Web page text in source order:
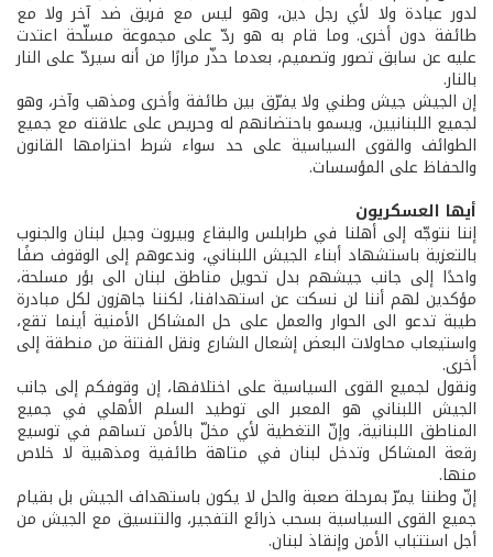
لدور عبادة ولا لأي رجل دين، وهو ليس مع فريق ضد آخر ولا مع
طائفة دون أخرى. وما قام به هو ردّ على مجموعة مسلّحة اعتدت
عليه عن سابق تصور وتصميم، بعدما حذّر مرارًا من أنه سيردّ على النار
بالنار.
إن الجيش جيش وطني ولا يفرّق بين طائفة وأخرى ومذهب وآخر، وهو
لجميع اللبنانيين، ويسمو باحتضانهم له وحريص على علاقته مع جميع
الطوائف والقوى السياسية على حد سواء شرط احترامها القانون
والحفاظ على المؤسسات.
أيها العسكريون
إننا نتوجّه إلى أهلنا في طرابلس والبقاع وبيروت وجبل لبنان والجنوب
بالتعزية باستشهاد أبناء الجيش اللبناني، وندعوهم إلى الوقوف صفًا
واحدًا إلى جانب جيشهم بدل تحويل مناطق لبنان الى بؤر مسلحة،
مؤكدين لهم أننا لن نسكت عن استهدافنا، لكننا جاهزون لكل مبادرة
طيبة تدعو الى الحوار والعمل على حل المشاكل الأمنية أينما تقع،
واستيعاب محاولات البعض إشعال الشارع ونقل الفتنة من منطقة إلى
أخرى.
ونقول لجميع القوى السياسية على اختلافها، إن وقوفكم إلى جانب
الجيش اللبناني هو المعبر الى توطيد السلم الأهلي في جميع
المناطق اللبنانية، وإنّ التغطية لأي مخلّ بالأمن تساهم في توسيع
رقعة المشاكل وتدخل لبنان في متاهة طائفية ومذهبية لا خلاص
منها.
إنّ وطننا يمرّ بمرحلة صعبة والحل لا يكون باستهداف الجيش بل بقيام
جميع القوى السياسية بسحب ذرائع التفجير، والتنسيق مع الجيش من
أجل استتباب الأمن وإنقاذ لبنان.